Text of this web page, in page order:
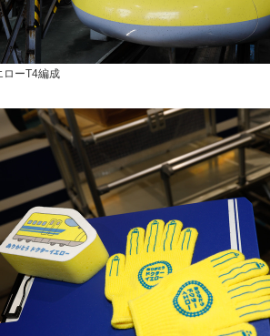
ローT4編成